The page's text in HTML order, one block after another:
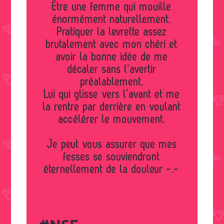
Être une femme qui mouille
énormément naturellement.
Pratiquer la levrette assez
brutalement avec mon chéri et
avoir la bonne idée de me
décaler sans l’avertir
préalablement.
Lui qui glisse vers l’avant et me
la rentre par derrière en voulant
accélérer le mouvement.
Je peut vous assurer que mes
fesses se souviendront
éternellement de la douleur -.-